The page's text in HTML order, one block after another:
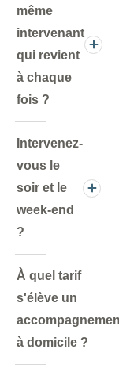
même
intervenant
qui revient
à chaque
fois ?
Intervenez-
vous le
soir et le
week-end
?
À quel tarif
s'élève un
à domicile ?